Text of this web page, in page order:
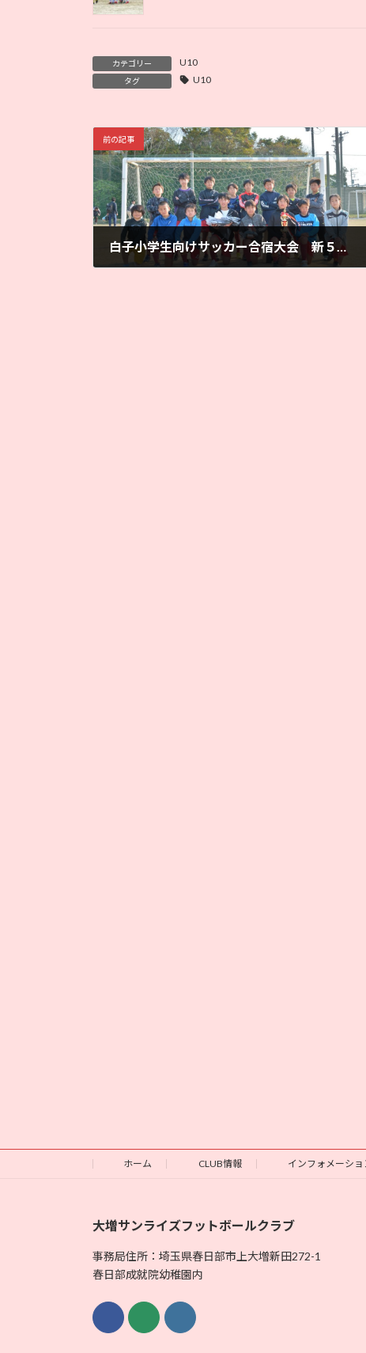
カテゴリー U10
タグ U10
前の記事
白子小学生向けサッカー合宿大会 新５、６年生大会
ホーム CLUB情報 インフォメーショ
大増サンライズフットボールクラブ
事務局住所：埼玉県春日部市上大増新田272-1
春日部成就院幼稚園内